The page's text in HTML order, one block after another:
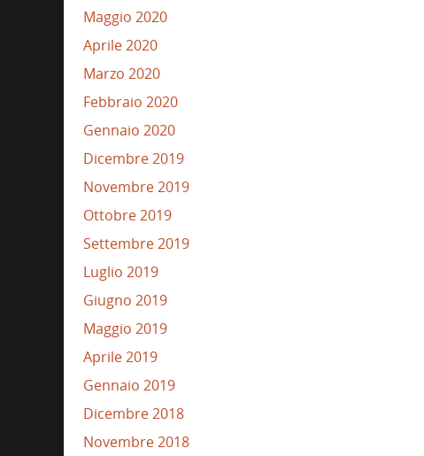
Maggio 2020
Aprile 2020
Marzo 2020
Febbraio 2020
Gennaio 2020
Dicembre 2019
Novembre 2019
Ottobre 2019
Settembre 2019
Luglio 2019
Giugno 2019
Maggio 2019
Aprile 2019
Gennaio 2019
Dicembre 2018
Novembre 2018